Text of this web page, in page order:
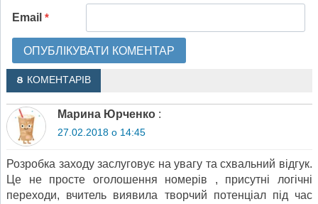
Email *
8 КОМЕНТАРІВ
Марина Юрченко :
27.02.2018 о 14:45
Розробка заходу заслуговує на увагу та схвальний відгук.
Це не просте оголошення номерів , присутні логічні
переходи, вчитель виявила творчий потенціал під час